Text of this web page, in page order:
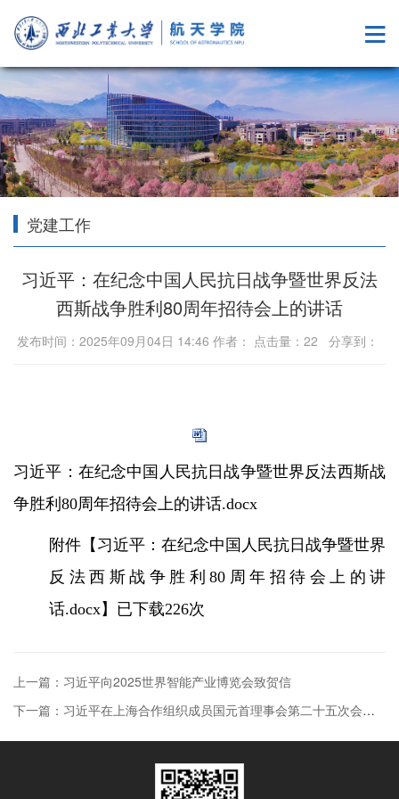
党建工作
习近平：在纪念中国人民抗日战争暨世界反法
西斯战争胜利80周年招待会上的讲话
发布时间：2025年09月04日 14:46 作者： 点击量： 22 分享到：
习近平：在纪念中国人民抗日战争暨世界反法西斯战
争胜利80周年招待会上的讲话.docx
附件【 习近平：在纪念中国人民抗日战争暨世界
反法西斯战争胜利80周年招待会上的讲
话.docx】已下载226次
上一篇：习近平向2025世界智能产业博览会致贺信
下一篇：习近平在上海合作组织成员国元首理事会第二十五次会议上的讲话（全文）